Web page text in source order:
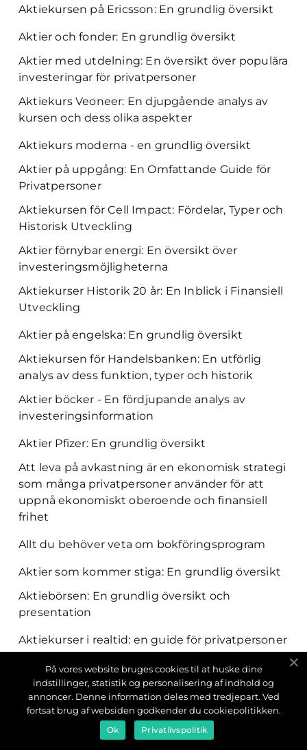
Aktiekursen på Ericsson: En grundlig översikt
Aktier och fonder: En grundlig översikt
Aktier med utdelning: En översikt över populära
investeringar för privatpersoner
Aktiekurs Veoneer: En djupgående analys av
kursen och dess olika aspekter
Aktiekurs moderna - en grundlig översikt
Aktier på uppgång: En Omfattande Guide för
Privatpersoner
Aktiekursen för Cell Impact: Fördelar, Typer och
Historisk Utveckling
Aktier förnybar energi: En översikt över
investeringsmöjligheterna
Aktiekurser Historik 20 år: En Inblick i Finansiell
Utveckling
Aktier på engelska: En grundlig översikt
Aktiekursen för Handelsbanken: En utförlig
analys av dess funktion, typer och historik
Aktier böcker - En fördjupande analys av
investeringsinformation
Aktier Pfizer: En grundlig översikt
Att leva på avkastning är en ekonomisk strategi
som många privatpersoner använder för att
uppnå ekonomiskt oberoende och finansiell
frihet
Allt du behöver veta om bokföringsprogram
Aktier som kommer stiga: En grundlig översikt
Aktiebörsen: En grundlig översikt och
presentation
Aktiekurser i realtid: en guide för privatpersoner
Privata Affärer Portfölj: En Översikt och Analys
Aktier med hög utdelning: En fördjupande
analys
Miljövänliga investeringar har blivit allt mer
På vores website bruges cookies til at huske dine
indstillinger, statistik og personalisering af indhold og
annoncer. Denne information deles med tredjepart. Ved
fortsat brug af websiden godkender du cookiepolitikken.
Ok Privatlivspolitik